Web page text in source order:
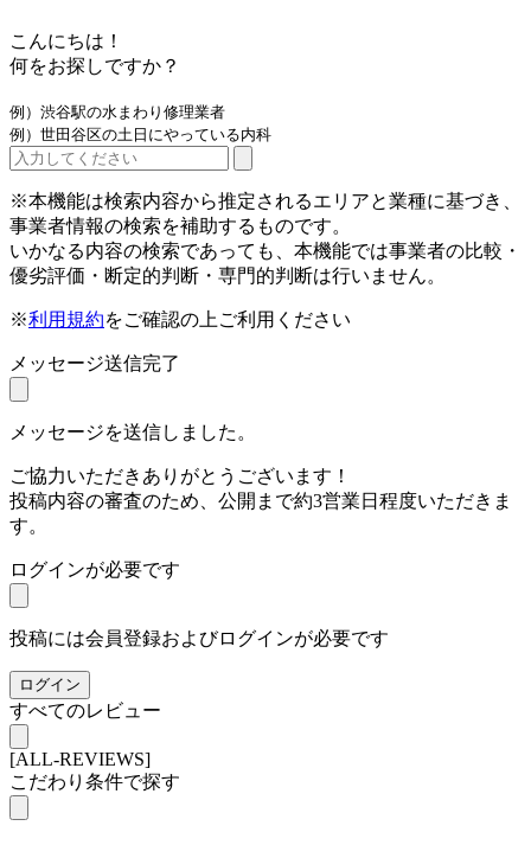
こんにちは！
何をお探しですか？
例）渋谷駅の水まわり修理業者
例）世田谷区の土日にやっている内科
※本機能は検索内容から推定されるエリアと業種に基づき、
事業者情報の検索を補助するものです。
いかなる内容の検索であっても、本機能では事業者の比較・
優劣評価・断定的判断・専門的判断は行いません。
※利用規約をご確認の上ご利用ください
メッセージ送信完了
メッセージを送信しました。
ご協力いただきありがとうございます！
投稿内容の審査のため、公開まで約3営業日程度いただきま
す。
ログインが必要です
投稿には会員登録およびログインが必要です
ログイン
すべてのレビュー
[ALL-REVIEWS]
こだわり条件で探す